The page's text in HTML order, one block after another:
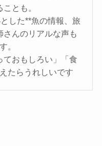
とも。
した**魚の情報、旅
さんのリアルな声も
。
ておもしろい」「食
たらうれしいです